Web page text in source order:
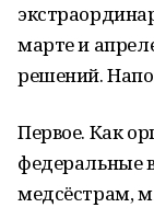
марте и
решений.
Первое. Как
федеральные
медсёстрам,